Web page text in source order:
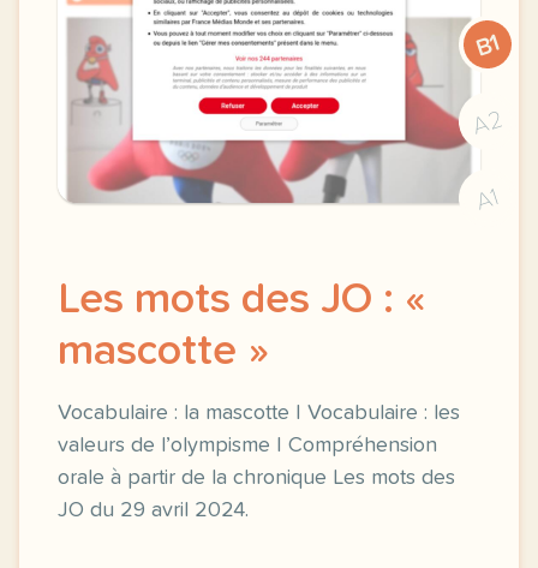
B1
A2
A1
Les mots des JO : «
mascotte »
Vocabulaire : la mascotte | Vocabulaire : les
valeurs de l’olympisme | Compréhension
orale à partir de la chronique Les mots des
JO du 29 avril 2024.